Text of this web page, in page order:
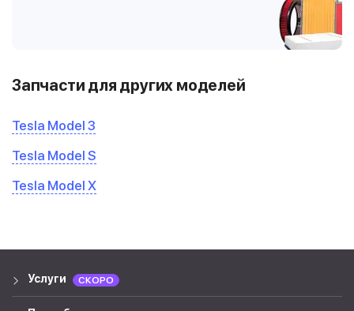
Запчасти для других моделей
Tesla Model 3
Tesla Model S
Tesla Model X
Услуги СКОРО